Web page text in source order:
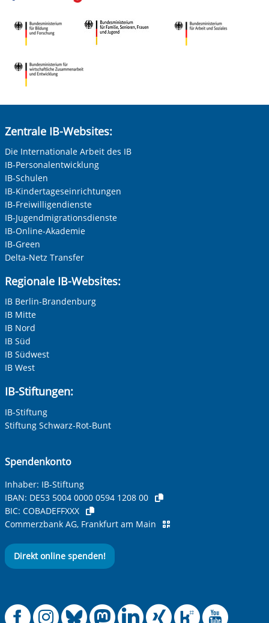
Zentrale IB-Websites:
Die Internationale Arbeit des IB
IB-Personalentwicklung
IB-Schulen
IB-Kindertageseinrichtungen
IB-Freiwilligendienste
IB-Jugendmigrationsdienste
IB-Online-Akademie
IB-Green
Delta-Netz Transfer
Regionale IB-Websites:
IB Berlin-Brandenburg
IB Mitte
IB Nord
IB Süd
IB Südwest
IB West
IB-Stiftungen:
IB-Stiftung
Stiftung Schwarz-Rot-Bunt
Spendenkonto
Inhaber: IB-Stiftung
IBAN: DE53 5004 0000 0594 1208 00
BIC: COBADEFFXXX
Commerzbank AG, Frankfurt am Main
Direkt online spenden!